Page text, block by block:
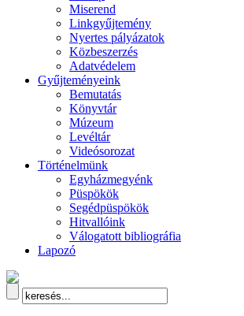
Miserend
Linkgyűjtemény
Nyertes pályázatok
Közbeszerzés
Adatvédelem
Gyűjteményeink
Bemutatás
Könyvtár
Múzeum
Levéltár
Videósorozat
Történelmünk
Egyházmegyénk
Püspökök
Segédpüspökök
Hitvallóink
Válogatott bibliográfia
Lapozó